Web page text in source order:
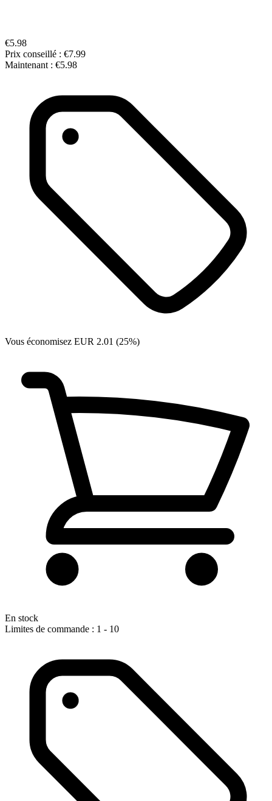
€5.98
Prix conseillé : €7.99
Maintenant : €5.98
Vous économisez EUR 2.01 (25%)
En stock
Limites de commande : 1 - 10